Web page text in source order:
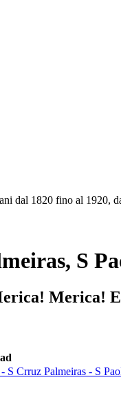
dal 1820 fino al 1920,
S
Merica!
Crruz Palmeiras - S